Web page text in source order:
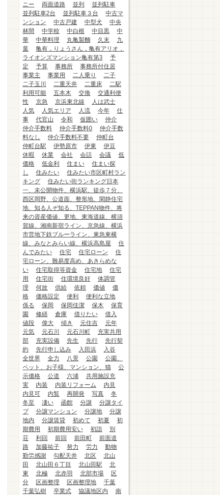
ニー
両面道路 並列
並列駐車
並列駐車2台
並列駐車３台
中古マ
ンション
中古戸建 中型犬
中央
林間
中学校 中白根 中目黒
中
華
中華料理 丸亀製麵 久末
九
葉
亀有，りょうさん，亀有アリオ，
ライオンズマンション亀有第3
予
定
予算 事務所
事務所付住居
事業主
事業用 二人乗り
二子
二子玉川
二重天井 二重床
二駅
利用可能
五本木 交換
交通利便
性
京急 京浜東北線
人は武士
人気
人気エリア 人流 今年
仕
事
代官山 令和 仮囲い
仲介
仲介手数料
仲介手数料0
仲介手数
料なし
仲介手数料不要
仲町台
仲町台駅
伊勢原市 伊東
伊豆
休暇
休業 会社 会話 会議
低
価格
低金利 住まい
住まい探
し
住みたい
住みたい市区町村ラン
キング
住みたい街ランキング日本
一、未公開物件、横浜駅、徒歩７分、
西区岡野、公道面、整形地、閑静住宅
地、知る人ぞ知る、TEPPAN物件、将
来の資産価値、更地、東海道線、横須
賀線、湘南新宿ライン、京急線、横浜
市営地下鉄ブルーライン、東急東横
線、みなとみらい線、横浜高島屋
住
んでみたい
住宅 住宅ローン
住
宅ローン、難易度高め、あきらめな
い
住宅取得等資金 住宅地
住宅
用
住宅街 住環境良好
体調管
理
何故 供給 依頼 価値
価
格
価格設定 便利
便利な立地
係る
保岡 保岡佳潔 保木
保育
園
修繕 倉庫 借りたい
借入
値段
偉大 傾き 元住吉
元年
元気
元石川 元石川町
充実共用
部
充実設備 先生 先行
先行契
約
先行申し込み 入田浜
入谷
全世界
全力 八景 公園
公園、
ペット、お子様、マンション、猫
公
示価格
公道 六浦
共用施設充
実
内装 内装リフォーム
内見
内見可
内覧 再開発 写真
冬
冬至
凄い 函館 分譲
分譲タイ
プ
分譲マンション 分譲地
分譲
地内
分譲賃貸 初めて 初夏
初
期費用
初期費用安い 初詣
別
荘
利回 前回 前田町
前面道
路
加藤祐子 努力 労力
動物
勤労感謝
勾配天井 北区
北山
田
北山田６丁目 北山田駅
北
東
北極 北赤羽 北部市場
区
分
区画整理 区画整理地
千葉
千葉弘樹
卒業式 協議地区内
南